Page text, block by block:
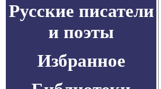
Русские писатели
и поэты
Избранное